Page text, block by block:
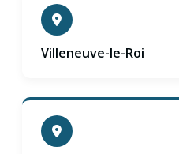
Villeneuve-le-Roi